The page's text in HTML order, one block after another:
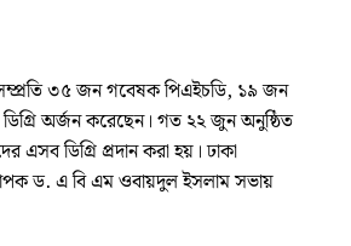
সম্প্রতি ৩৫ জন গবেষক পিএইচডি, ১৯ জন
অর্জন করেছেন। গত ২২ জুন অনুষ্ঠিত
এসব ডিগ্রি প্রদান করা হয়। ঢাকা
ড. এ বি এম ওবায়দুল ইসলাম সভায়